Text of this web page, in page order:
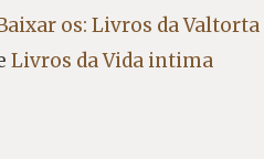
os: Livros da Valtorta
Livros da Vida intima